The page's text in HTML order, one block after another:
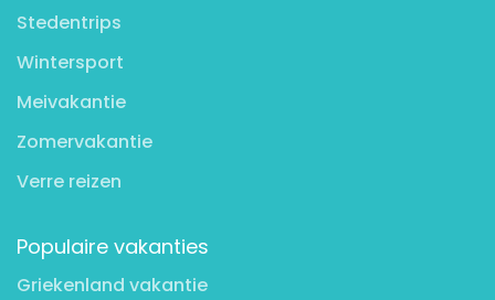
Stedentrips
Wintersport
Meivakantie
Zomervakantie
Verre reizen
Populaire vakanties
Griekenland vakantie